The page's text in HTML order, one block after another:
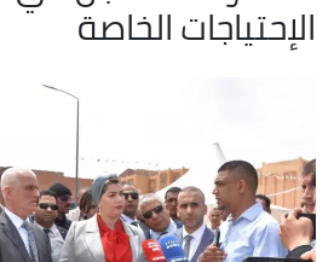
الإحتياجات الخاصة